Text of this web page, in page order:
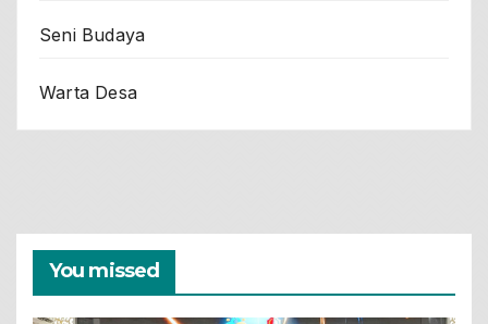
Seni Budaya
Warta Desa
You missed